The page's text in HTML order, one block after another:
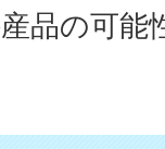
品の可能